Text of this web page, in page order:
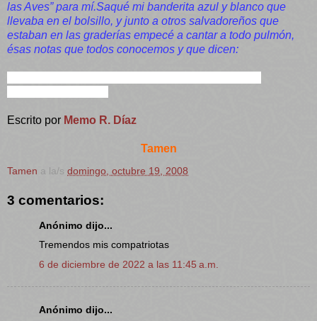
las Aves” para mí.Saqué mi banderita azul y blanco que
llevaba en el bolsillo, y junto a otros salvadoreños que
estaban en las graderías empecé a cantar a todo pulmón,
ésas notas que todos conocemos y que dicen:
Escrito por Memo R. Díaz
Tamen
Tamen a la/s domingo, octubre 19, 2008
3 comentarios:
Anónimo dijo...
Tremendos mis compatriotas
6 de diciembre de 2022 a las 11:45 a.m.
Anónimo dijo...